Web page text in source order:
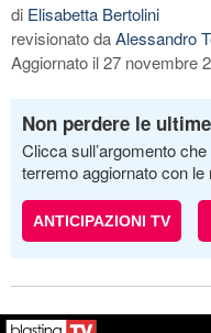
di Elisabetta Bertolini
revisionato daAlessandro
Aggiornato il 27 novembre
Non perdere le
Clicca sull’argomento
terremo aggiornato con
ANTICIPAZIONI TV